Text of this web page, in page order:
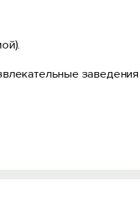
заведения